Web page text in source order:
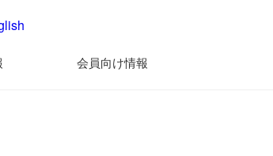
会員向け情報